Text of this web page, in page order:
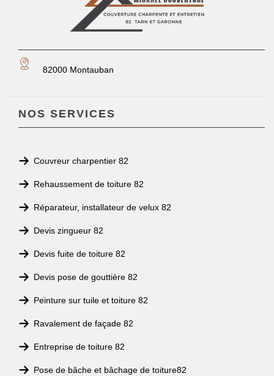
82000 Montauban
NOS SERVICES
Couvreur charpentier 82
Rehaussement de toiture 82
Réparateur, installateur de velux 82
Devis zingueur 82
Devis fuite de toiture 82
Devis pose de gouttière 82
Peinture sur tuile et toiture 82
Ravalement de façade 82
Entreprise de toiture 82
Pose de bâche et bâchage de toiture82